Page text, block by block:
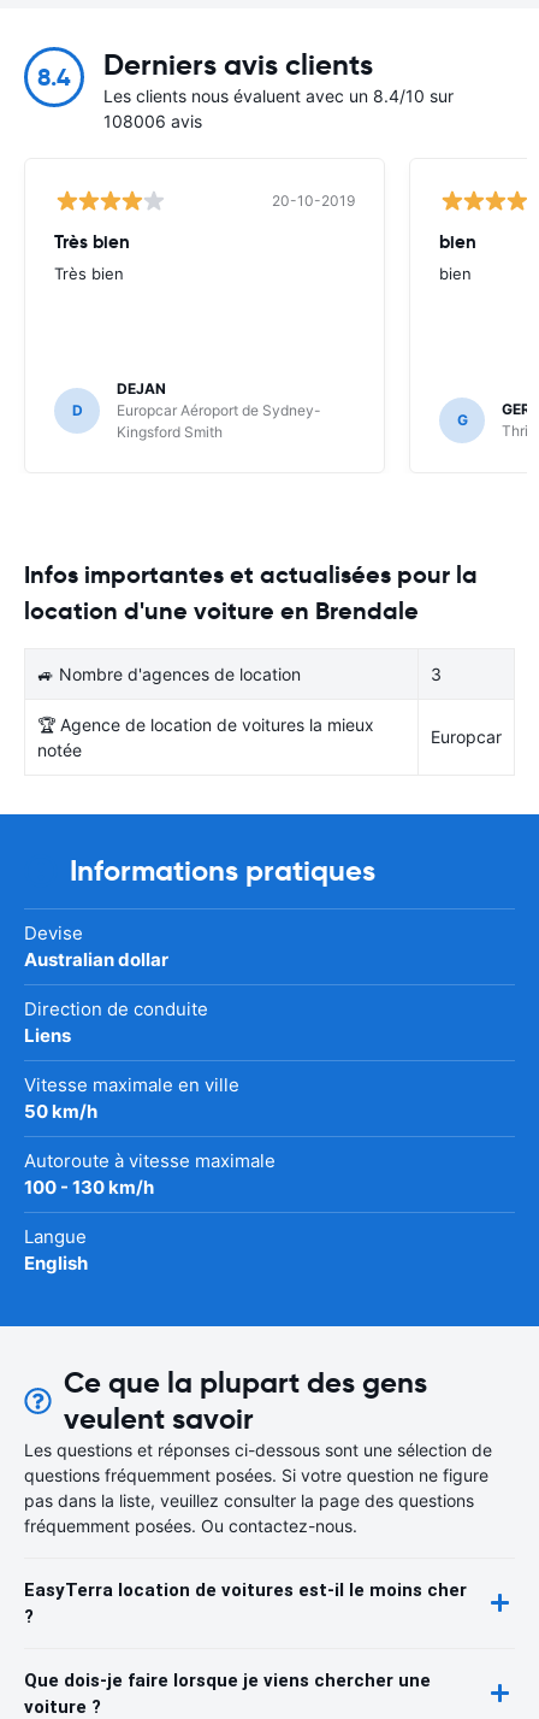
8.4 Derniers avis clients
Les clients nous évaluent avec un 8.4/10 sur
108006 avis
20-10-2019
Très bien
Très bien
D
DEJAN
Europcar Aéroport de Sydney-
Kingsford Smith
bien
bien
G
Infos importantes et actualisées pour la
location d'une voiture en Brendale
🚙 Nombre d'agences de location 3
🏆 Agence de location de voitures la mieux
notée
Europcar
Informations pratiques
Devise
Australian dollar
Direction de conduite
Liens
Vitesse maximale en ville
50 km/h
Autoroute à vitesse maximale
100 - 130 km/h
Langue
English
Ce que la plupart des gens
veulent savoir
Les questions et réponses ci-dessous sont une sélection de
questions fréquemment posées. Si votre question ne figure
pas dans la liste, veuillez consulter la page des questions
fréquemment posées. Ou contactez-nous.
EasyTerra location de voitures est-il le moins cher
?
Que dois-je faire lorsque je viens chercher une
voiture ?